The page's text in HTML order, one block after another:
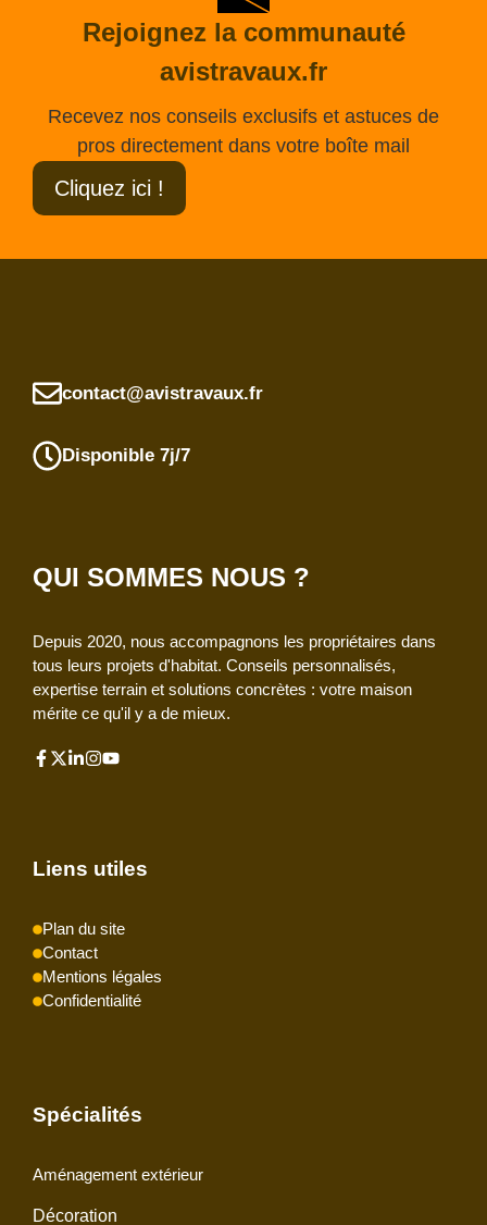
Rejoignez la communauté
avistravaux.fr
Recevez nos conseils exclusifs et astuces de
pros directement dans votre boîte mail
Cliquez ici !
contact@avistravaux.fr
Disponible 7j/7
QUI SOMMES NOUS ?
Depuis 2020, nous accompagnons les propriétaires dans
tous leurs projets d'habitat. Conseils personnalisés,
expertise terrain et solutions concrètes : votre maison
mérite ce qu'il y a de mieux.
Liens utiles
Plan du site
Contact
Mentions légales
Confidentialité
Spécialités
Aménagement extérieur
Décoration